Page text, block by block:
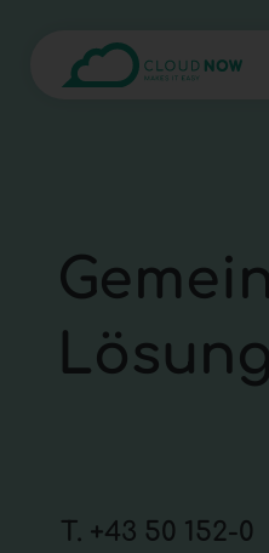
T. +43 50 152-0